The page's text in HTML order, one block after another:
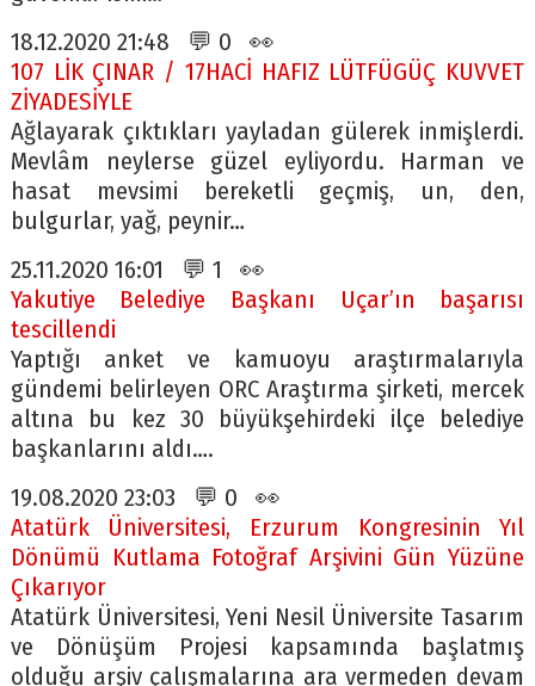
18.12.2020 21:48 💬 0 👀
107 LİK ÇINAR / 17HACİ HAFIZ LÜTFÜGÜÇ KUVVET
ZİYADESİYLE
Ağlayarak çıktıkları yayladan gülerek inmişlerdi.
Mevlâm neylerse güzel eyliyordu. Harman ve
hasat mevsimi bereketli geçmiş, un, den,
bulgurlar, yağ, peynir…
25.11.2020 16:01 💬 1 👀
Yakutiye Belediye Başkanı Uçar’ın başarısı
tescillendi
Yaptığı anket ve kamuoyu araştırmalarıyla
gündemi belirleyen ORC Araştırma şirketi, mercek
altına bu kez 30 büyükşehirdeki ilçe belediye
başkanlarını aldı….
19.08.2020 23:03 💬 0 👀
Atatürk Üniversitesi, Erzurum Kongresinin Yıl
Dönümü Kutlama Fotoğraf Arşivini Gün Yüzüne
Çıkarıyor
Atatürk Üniversitesi, Yeni Nesil Üniversite Tasarım
ve Dönüşüm Projesi kapsamında başlatmış
olduğu arşiv çalışmalarına ara vermeden devam